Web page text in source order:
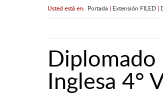
Usted está en: Portada| Extensión FILED|
Diplomado
Inglesa 4°